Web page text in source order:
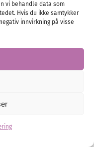
vi behandle data som
Hvis du ikke samtykker
innvirkning på visse